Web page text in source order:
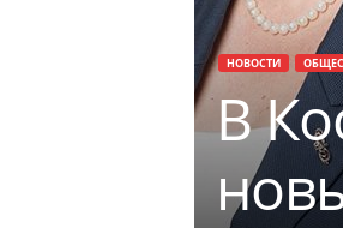
НОВОСТИ
В